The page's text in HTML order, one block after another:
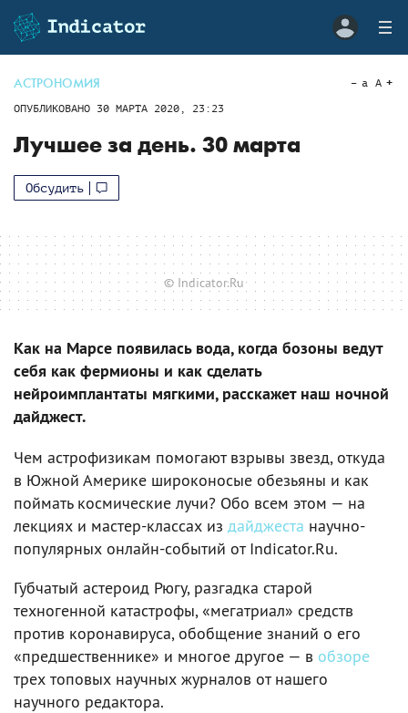
АСТРОНОМИЯ
ОПУБЛИКОВАНО 30 МАРТА 2020, 23:23
a A
Лучшее за день. 30 марта
Обсудить
© Indicator.Ru
Как на Марсе появилась вода, когда бозоны ведут
себя как фермионы и как сделать
нейроимплантаты мягкими, расскажет наш ночной
дайджест.
Чем астрофизикам помогают взрывы звезд, откуда
в Южной Америке широконосые обезьяны и как
поймать космические лучи? Обо всем этом — на
лекциях и мастер-классах из дайджеста научно-
популярных онлайн-событий от Indicator.Ru.
Губчатый астероид Рюгу, разгадка старой
техногенной катастрофы, «мегатриал» средств
против коронавируса, обобщение знаний о его
«предшественнике» и многое другое — в обзоре
трех топовых научных журналов от нашего
научного редактора.